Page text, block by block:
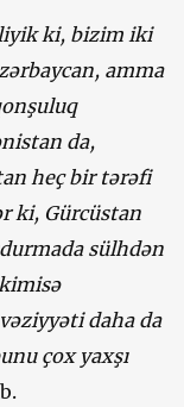
ki, bizim iki
amma
da,
heç bir tərəfi
ki, Gürcüstan
sülhdən
daha da
çox yaxşı